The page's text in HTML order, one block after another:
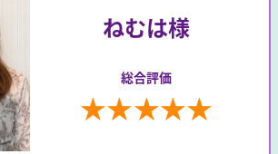
ねむは様
総合評価
★★★★★